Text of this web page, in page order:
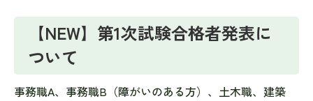
【NEW】第1次試験合格者発表に
ついて
事務職A、事務職B（障がいのある方）、土木職、建築